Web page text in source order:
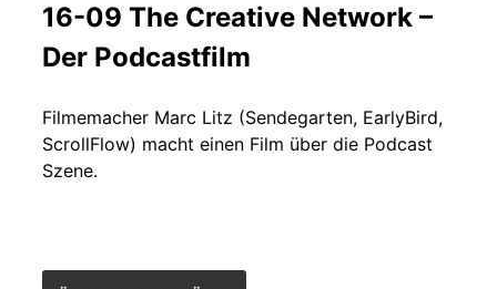
16-09 The Creative Network –
Der Podcastfilm
Filmemacher Marc Litz (Sendegarten, EarlyBird,
ScrollFlow) macht einen Film über die Podcast
Szene.